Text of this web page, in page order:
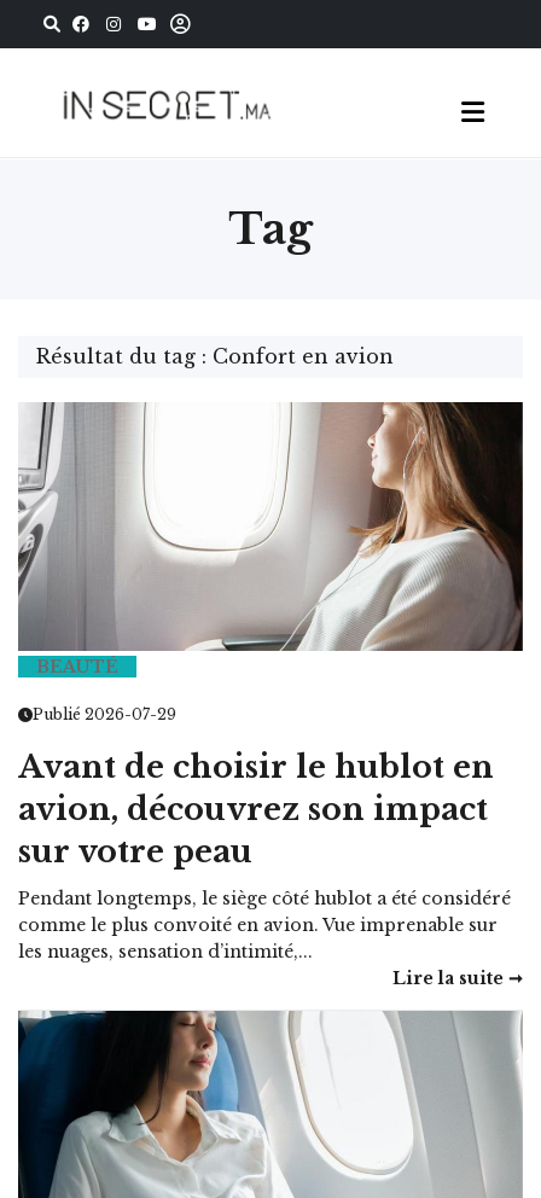
Tag
Résultat du tag : Confort en avion
BEAUTÉ
Publié 2026-07-29
Avant de choisir le hublot en
avion, découvrez son impact
sur votre peau
Pendant longtemps, le siège côté hublot a été considéré
comme le plus convoité en avion. Vue imprenable sur
les nuages, sensation d’intimité,...
Lire la suite ➞